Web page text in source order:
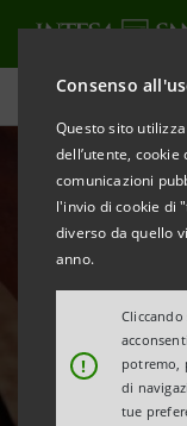
Consenso
Questo sito
dell’utente,
comunicazioni
l'invio di cookie di
diverso da quello
anno.
!
potremo,
di
tue
Homepage
Intesa